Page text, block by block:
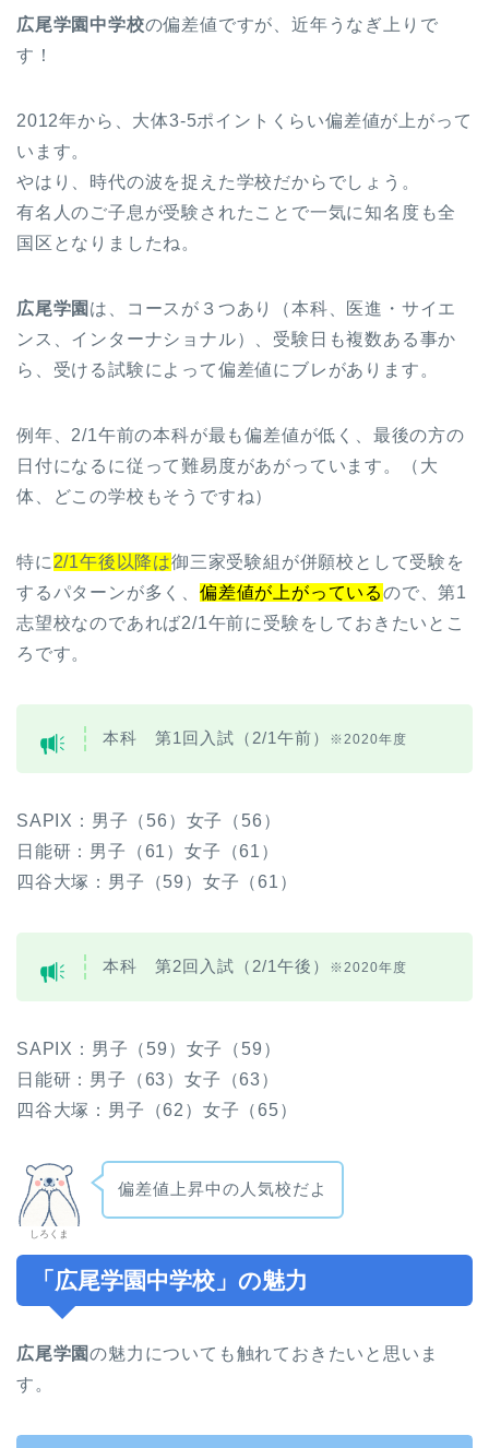
広尾学園中学校の偏差値ですが、近年うなぎ上りで
す！
2012年から、大体3-5ポイントくらい偏差値が上がって
います。
やはり、時代の波を捉えた学校だからでしょう。
有名人のご子息が受験されたことで一気に知名度も全
国区となりましたね。
広尾学園 は、コースが３つあり（本科、医進・サイエ
ンス、インターナショナル）、受験日も複数ある事か
ら、受ける試験によって偏差値にブレがあります。
例年、2/1午前の本科が最も偏差値が低く、最後の方の
日付になるに従って難易度があがっています。（大
体、どこの学校もそうですね）
特に 2/1午後以降は御三家受験組が併願校として受験を
するパターンが多く、 偏差値が上がっているので、第1
志望校なのであれば2/1午前に受験をしておきたいとこ
ろです。
本科 第1回入試（2/1午前） ※2020年度
SAPIX：男子（56）女子（56）
日能研：男子（61）女子（61）
四谷大塚：男子（59）女子（61）
本科 第2回入試（2/1午後） ※2020年度
SAPIX：男子（59）女子（59）
日能研：男子（63）女子（63）
四谷大塚：男子（62）女子（65）
しろくま
偏差値上昇中の人気校だよ
「広尾学園中学校」の魅力
広尾学園の魅力についても触れておきたいと思いま
す。